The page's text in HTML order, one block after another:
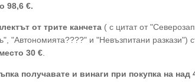
98,6 €.
от трите канчета ( с цитат от
"Автономията????" и "Невъзпитани разкази")
30 €
получавате и винаги при покупка на над